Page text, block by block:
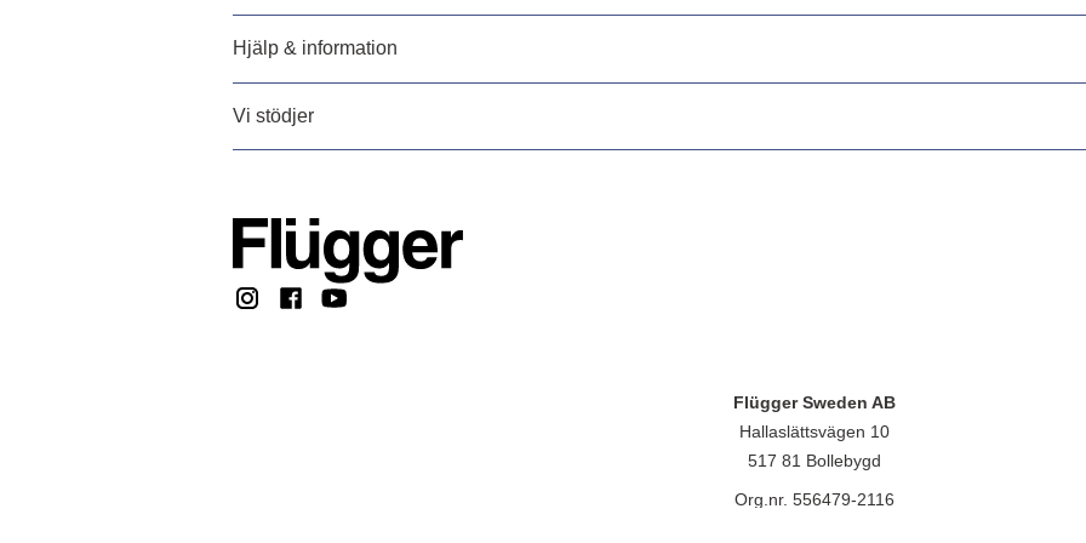
Hjälp & information
Vi stödjer
Flügger Sweden AB
Hallaslättsvägen 10
517 81 Bollebygd
Org.nr. 556479-2116